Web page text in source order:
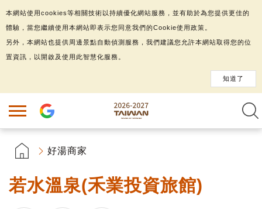
好湯商家
若水溫泉(禾業投資旅館)
本網站使用cookies等相關技術以持續優化網站服務，並有助於為您提供更佳的
體驗，當您繼續使用本網站即表示您同意我們的Cookie使用政策。
另外，本網站也提供周邊景點自動偵測服務，我們建議您允許本網站取得您的位
置資訊，以開啟及使用此智慧化服務。
知道了